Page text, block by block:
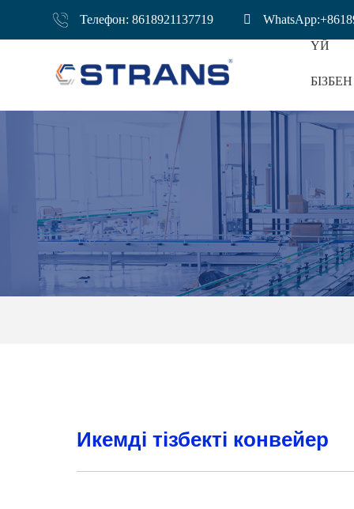
Телефон: 8618921137719
ҮЙ
Икемді тізбекті конвейер